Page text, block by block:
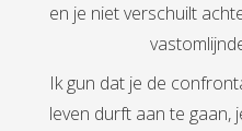
en je niet verschuilt
Ik gun dat je de
leven durft aan te gaan,